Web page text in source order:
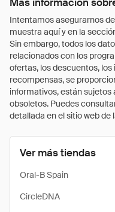
Intentamos asegurarnos
muestra aquí y en la
Sin embargo, todos los
relacionados con los
ofertas, los descuentos,
recompensas, se
informativos, están sujetos
obsoletos. Puedes
detallada en el sitio web de
Ver más tiendas
Oral-B Spain
CircleDNA